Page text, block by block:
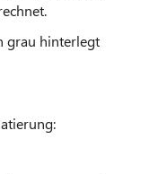
grau hinterlegt